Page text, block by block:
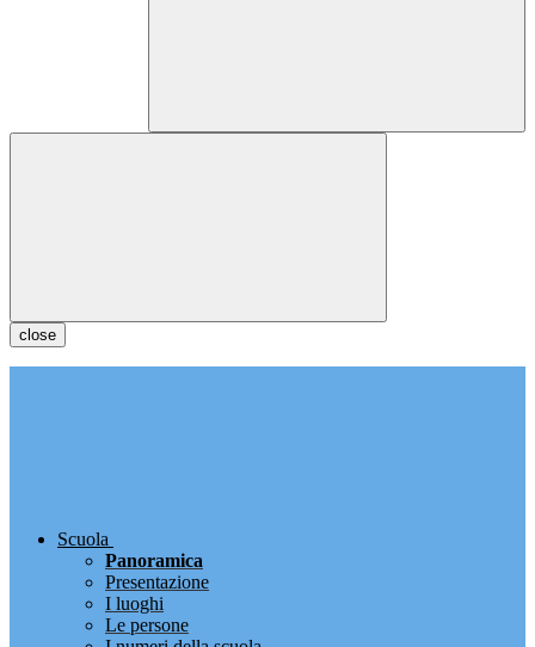
close
Scuola
Panoramica
Presentazione
I luoghi
Le persone